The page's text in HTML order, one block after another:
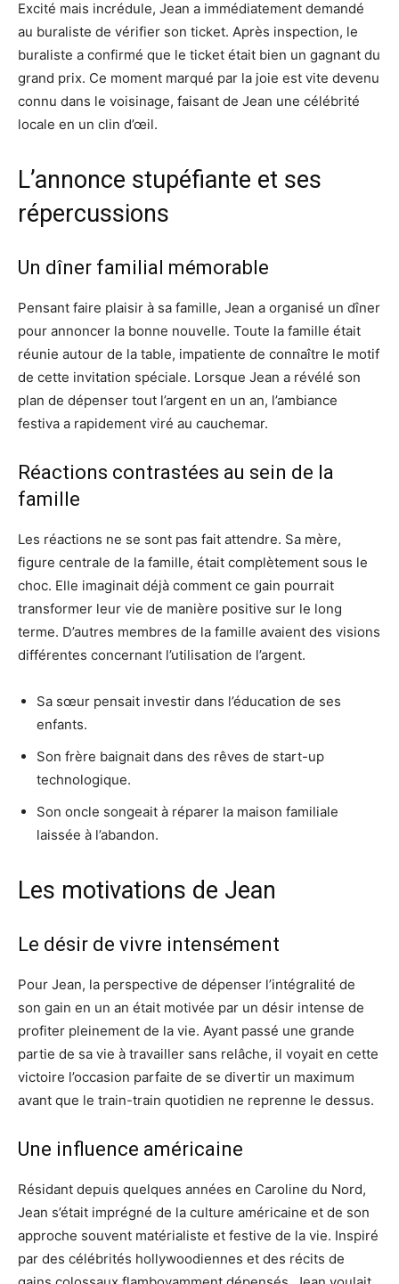
Excité mais incrédule, Jean a immédiatement demandé
au buraliste de vérifier son ticket. Après inspection, le
buraliste a confirmé que le ticket était bien un gagnant du
grand prix. Ce moment marqué par la joie est vite devenu
connu dans le voisinage, faisant de Jean une célébrité
locale en un clin d’œil.
L’annonce stupéfiante et ses
répercussions
Un dîner familial mémorable
Pensant faire plaisir à sa famille, Jean a organisé un dîner
pour annoncer la bonne nouvelle. Toute la famille était
réunie autour de la table, impatiente de connaître le motif
de cette invitation spéciale. Lorsque Jean a révélé son
plan de dépenser tout l’argent en un an, l’ambiance
festiva a rapidement viré au cauchemar.
Réactions contrastées au sein de la
famille
Les réactions ne se sont pas fait attendre. Sa mère,
figure centrale de la famille, était complètement sous le
choc. Elle imaginait déjà comment ce gain pourrait
transformer leur vie de manière positive sur le long
terme. D’autres membres de la famille avaient des visions
différentes concernant l’utilisation de l’argent.
Sa sœur pensait investir dans l’éducation de ses
enfants.
Son frère baignait dans des rêves de start-up
technologique.
Son oncle songeait à réparer la maison familiale
laissée à l’abandon.
Les motivations de Jean
Le désir de vivre intensément
Pour Jean, la perspective de dépenser l’intégralité de
son gain en un an était motivée par un désir intense de
profiter pleinement de la vie. Ayant passé une grande
partie de sa vie à travailler sans relâche, il voyait en cette
victoire l’occasion parfaite de se divertir un maximum
avant que le train-train quotidien ne reprenne le dessus.
Une influence américaine
Résidant depuis quelques années en Caroline du Nord,
Jean s’était imprégné de la culture américaine et de son
approche souvent matérialiste et festive de la vie. Inspiré
par des célébrités hollywoodiennes et des récits de